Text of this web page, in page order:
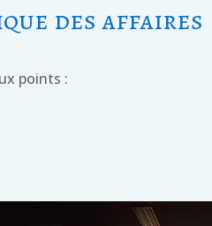
des affaires
points :